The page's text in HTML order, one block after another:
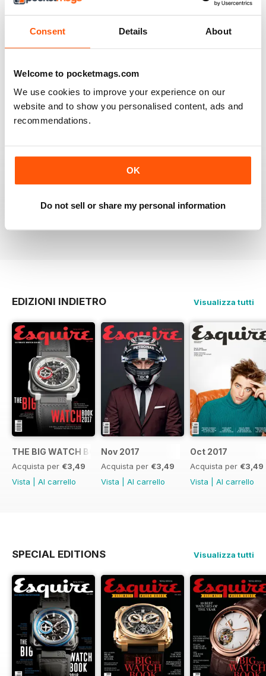
Consent Details About
Welcome to pocketmags.com
We use cookies to improve your experience on our
website and to show you personalised content, ads and
recommendations.
OK
Do not sell or share my personal information
Recensito 24 novembre 2012
GREAT MAGAZINE.
On the whole, well written and interesting.
EDIZIONI INDIETRO Visualizza tutti
THE BIG WATCH BOOK 2017
Acquista per €3,49
Vista
Al carrello
Nov 2017
Acquista per €3,49
Vista
Al carrello
Oct 2017
Acquista per €3,49
Vista
Al carrello
SPECIAL EDITIONS Visualizza tutti